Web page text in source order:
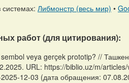
Либмонстр (весь мир) •
работ (для цитирования):
veya gerçek prototip? //
URL: https://biblio.uz/m/articles/
12-03 (дата обращения: